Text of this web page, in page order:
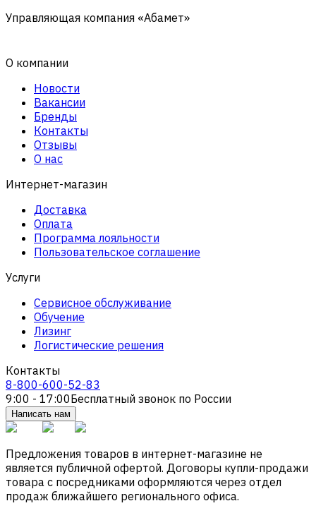
Управляющая компания «Абамет»
О компании
Новости
Вакансии
Бренды
Контакты
Отзывы
О нас
Интернет-магазин
Доставка
Оплата
Программа лояльности
Пользовательское соглашение
Услуги
Сервисное обслуживание
Обучение
Лизинг
Логистические решения
Контакты
8-800-600-52-83
9:00 - 17:00Бесплатный звонок по России
Написать нам
Предложения товаров в интернет-магазине не
является публичной офертой. Договоры купли-продажи
товара с посредниками оформляются через отдел
продаж ближайшего регионального офиса.